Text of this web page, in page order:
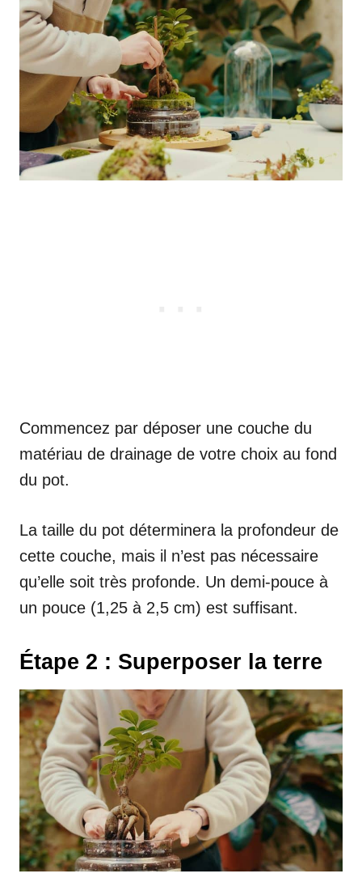
Commencez par déposer une couche du
matériau de drainage de votre choix au fond
du pot.
La taille du pot déterminera la profondeur de
cette couche, mais il n’est pas nécessaire
qu’elle soit très profonde. Un demi-pouce à
un pouce (1,25 à 2,5 cm) est suffisant.
Étape 2 : Superposer la terre